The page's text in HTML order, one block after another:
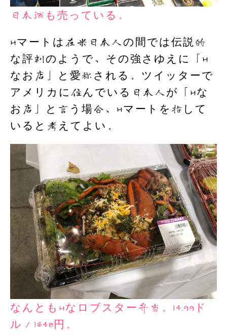
日本酒も売っている。
Hマートは在米日本人の間では伝説的
な評判のようで、その強さゆえに「H
なお店」と愛称される。ツイッターで
アメリカに住んでいる日本人が「Hな
お店」と言う場合、Hマートを指して
いると考えてよい。
なんともHなロブスター弁当。14.99ド
ル／1648円。